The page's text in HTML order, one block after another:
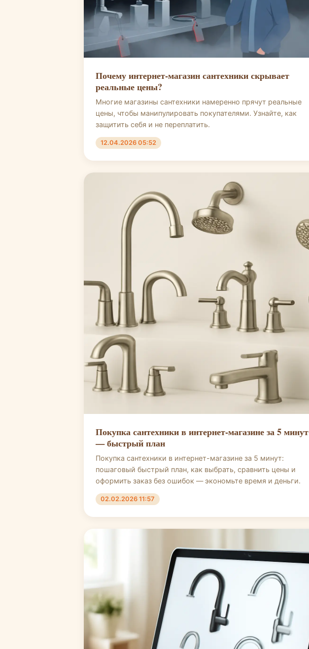
Почему интернет-магазин сантехники скрывает
реальные цены?
Многие магазины сантехники намеренно прячут реальные
цены, чтобы манипулировать покупателями. Узнайте, как
защитить себя и не переплатить.
12.04.2026 05:52
Покупка сантехники в интернет-магазине за 5 минут
— быстрый план
Покупка сантехники в интернет-магазине за 5 минут:
пошаговый быстрый план, как выбрать, сравнить цены и
оформить заказ без ошибок — экономьте время и деньги.
02.02.2026 11:57